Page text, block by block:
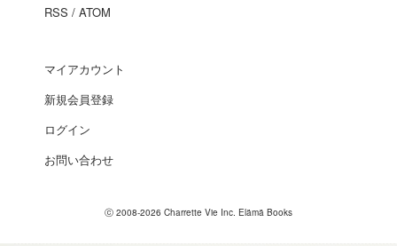
RSS / ATOM
マイアカウント
新規会員登録
ログイン
お問い合わせ
ⓒ 2008-2026 Charrette Vie Inc. Elämä Books